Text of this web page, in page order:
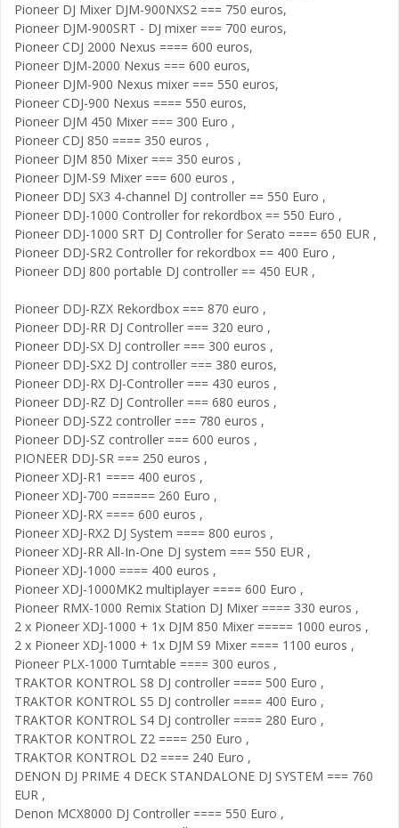
Pioneer DJ Mixer DJM-900NXS2 === 750 euros,
Pioneer DJM-900SRT - DJ mixer === 700 euros,
Pioneer CDJ 2000 Nexus ==== 600 euros,
Pioneer DJM-2000 Nexus === 600 euros,
Pioneer DJM-900 Nexus mixer === 550 euros,
Pioneer CDJ-900 Nexus ==== 550 euros,
Pioneer DJM 450 Mixer === 300 Euro ,
Pioneer CDJ 850 ==== 350 euros ,
Pioneer DJM 850 Mixer === 350 euros ,
Pioneer DJM-S9 Mixer === 600 euros ,
Pioneer DDJ SX3 4-channel DJ controller == 550 Euro ,
Pioneer DDJ-1000 Controller for rekordbox == 550 Euro ,
Pioneer DDJ-1000 SRT DJ Controller for Serato ==== 650 EUR ,
Pioneer DDJ-SR2 Controller for rekordbox == 400 Euro ,
Pioneer DDJ 800 portable DJ controller == 450 EUR ,
Pioneer DDJ-RZX Rekordbox === 870 euro ,
Pioneer DDJ-RR DJ Controller === 320 euro ,
Pioneer DDJ-SX DJ controller === 300 euros ,
Pioneer DDJ-SX2 DJ controller === 380 euros,
Pioneer DDJ-RX DJ-Controller === 430 euros ,
Pioneer DDJ-RZ DJ Controller === 680 euros ,
Pioneer DDJ-SZ2 controller === 780 euros ,
Pioneer DDJ-SZ controller === 600 euros ,
PIONEER DDJ-SR === 250 euros ,
Pioneer XDJ-R1 ==== 400 euros ,
Pioneer XDJ-700 ====== 260 Euro ,
Pioneer XDJ-RX ==== 600 euros ,
Pioneer XDJ-RX2 DJ System ==== 800 euros ,
Pioneer XDJ-RR All-In-One DJ system === 550 EUR ,
Pioneer XDJ-1000 ==== 400 euros ,
Pioneer XDJ-1000MK2 multiplayer ==== 600 Euro ,
Pioneer RMX-1000 Remix Station DJ Mixer ==== 330 euros ,
2 x Pioneer XDJ-1000 + 1x DJM 850 Mixer ===== 1000 euros ,
2 x Pioneer XDJ-1000 + 1x DJM S9 Mixer ==== 1100 euros ,
Pioneer PLX-1000 Turntable ==== 300 euros ,
TRAKTOR KONTROL S8 DJ controller ==== 500 Euro ,
TRAKTOR KONTROL S5 DJ controller ==== 400 Euro ,
TRAKTOR KONTROL S4 DJ controller ==== 280 Euro ,
TRAKTOR KONTROL Z2 ==== 250 Euro ,
TRAKTOR KONTROL D2 ==== 240 Euro ,
DENON DJ PRIME 4 DECK STANDALONE DJ SYSTEM === 760
EUR ,
Denon MCX8000 DJ Controller ==== 550 Euro ,